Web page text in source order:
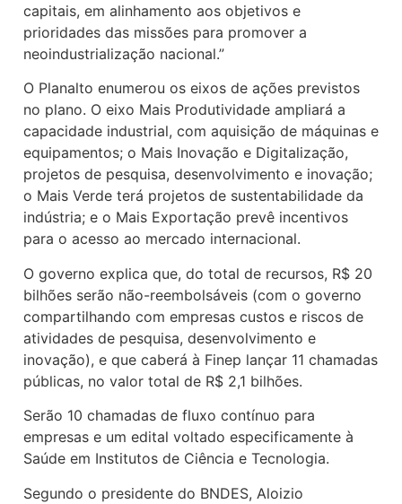
capitais, em alinhamento aos objetivos e
prioridades das missões para promover a
neoindustrialização nacional.”
O Planalto enumerou os eixos de ações previstos
no plano. O eixo Mais Produtividade ampliará a
capacidade industrial, com aquisição de máquinas e
equipamentos; o Mais Inovação e Digitalização,
projetos de pesquisa, desenvolvimento e inovação;
o Mais Verde terá projetos de sustentabilidade da
indústria; e o Mais Exportação prevê incentivos
para o acesso ao mercado internacional.
O governo explica que, do total de recursos, R$ 20
bilhões serão não-reembolsáveis (com o governo
compartilhando com empresas custos e riscos de
atividades de pesquisa, desenvolvimento e
inovação), e que caberá à Finep lançar 11 chamadas
públicas, no valor total de R$ 2,1 bilhões.
Serão 10 chamadas de fluxo contínuo para
empresas e um edital voltado especificamente à
Saúde em Institutos de Ciência e Tecnologia.
Segundo o presidente do BNDES, Aloizio